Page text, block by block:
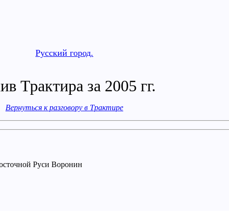
Русский город.
Трактира за 2005 гг.
Вернуться к разговору в Трактире
Руси Воронин